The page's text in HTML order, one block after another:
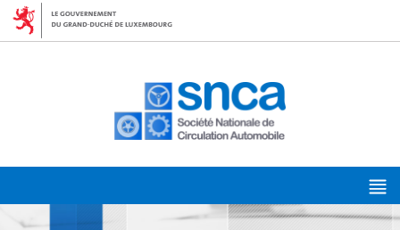
Aller
la
Aller
contenu